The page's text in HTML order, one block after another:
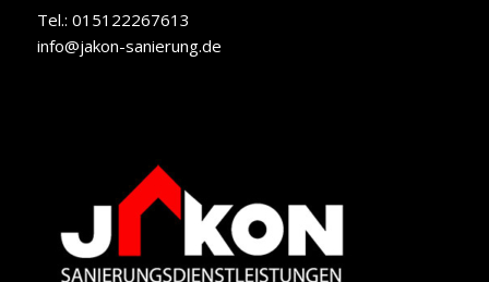
Tel.: 015122267613
info@jakon-sanierung.de